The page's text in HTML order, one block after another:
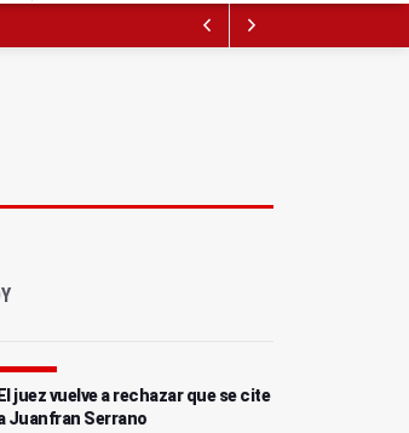
El juez vuelve a rechazar que se cite
Juanfran Serrano